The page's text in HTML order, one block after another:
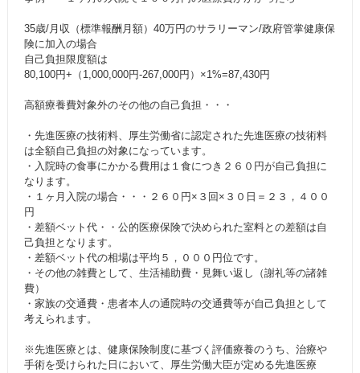
35歳/月収（標準報酬月額）40万円のサラリーマン/政府管掌健康保
険に加入の場合
自己負担限度額は
80,100円+（1,000,000円-267,000円）×1%=87,430円
高額療養費対象外のその他の自己負担・・・
・先進医療の技術料、厚生労働省に認定された先進医療の技術料
は全額自己負担の対象になっています。
・入院時の食事にかかる費用は１食につき２６０円が自己負担に
なります。
・１ヶ月入院の場合・・・２６０円×３回×３０日＝２３，４００
円
・差額ベット代・・公的医療保険で決められた室料との差額は自
己負担となります。
・差額ベット代の相場は平均５，０００円位です。
・その他の雑費として、生活補助費・見舞い返し（謝礼等の諸雑
費）
・家族の交通費・患者本人の通院時の交通費等が自己負担として
考えられます。
※先進医療とは、健康保険制度に基づく評価療養のうち、治療や
手術を受けられた日において、厚生労働大臣が定める先進医療